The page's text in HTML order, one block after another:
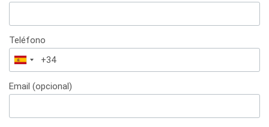
Teléfono
España
+34
Email (opcional)